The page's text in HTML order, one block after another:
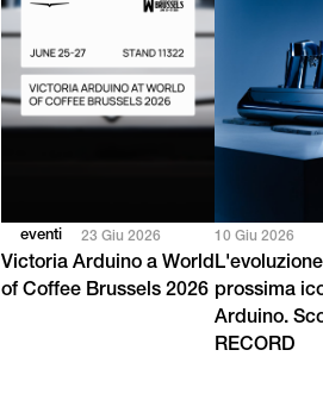
eventi 23 Giu 2026
Victoria Arduino a World
of Coffee Brussels 2026
10 Giu 2026
prossima
Arduino.
RECORD